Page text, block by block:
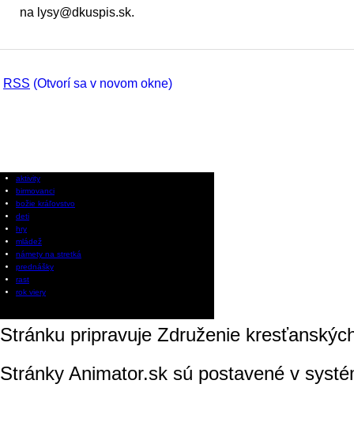
na lysy@dkuspis.sk.
RSS (Otvorí sa v novom okne)
aktivity
birmovanci
božie kráľovstvo
deti
hry
mládež
námety na stretká
prednášky
rast
rok viery
Stránku pripravuje Združenie
Stránky Animator.sk sú postavené v